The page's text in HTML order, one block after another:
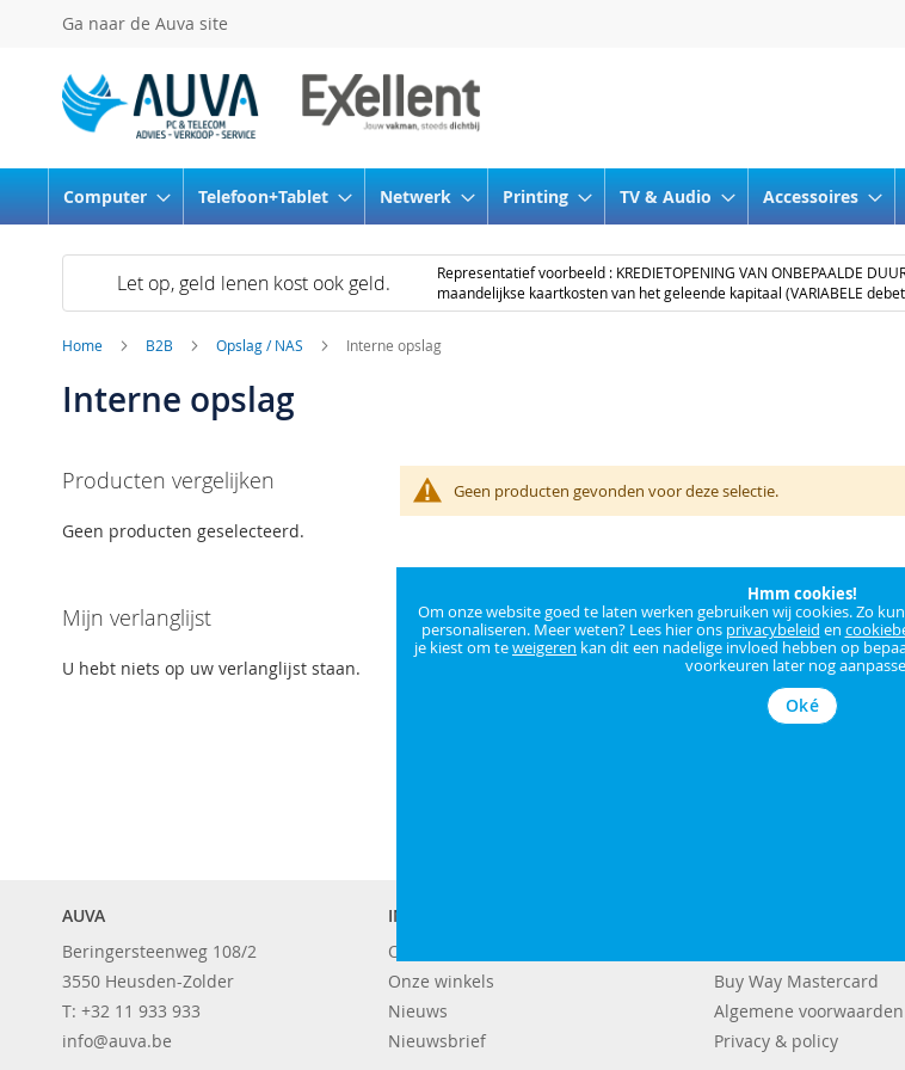
Hmm cookies!
Om onze website goed te laten werken gebruiken wij cookies. Zo
personaliseren. Meer weten? Lees hier ons privacybeleid en
je kiest om teweigeren kan dit een nadelige invloed hebben op
voorkeuren later nog
Oké
Ga naar de Auva site
de
inhoud
Computer Telefoon+Tablet Netwerk Printing TV & Audio Accessoires
Let op, geld lenen kost ook geld.
Representatief voorbeeld : KREDIETOPENING VAN ONBEPAALDE
maandelijkse kaartkosten van het geleende kapitaal (VARIABELE
Home B2B Opslag / NAS Interne opslag
Interne opslag
Geen producten gevonden voor deze selectie.
Producten vergelijken
Geen producten geselecteerd.
Mijn verlanglijst
U hebt niets op uw verlanglijst staan.
AUVA
Beringersteenweg 108/2
3550 Heusden-Zolder
T: +32 11 933 933
info@auva.be
INFORMATIE
Over ons
Onze winkels
Nieuws
Nieuwsbrief
Buy Way Mastercard
Algemene voorwaarden
Privacy & policy